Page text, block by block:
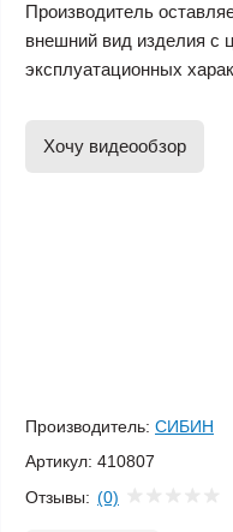
Производитель
внешний вид изделия с
эксплуатационных
Хочу видеообзор
Производитель: СИБИН
Артикул: 410807
Отзывы: (0)